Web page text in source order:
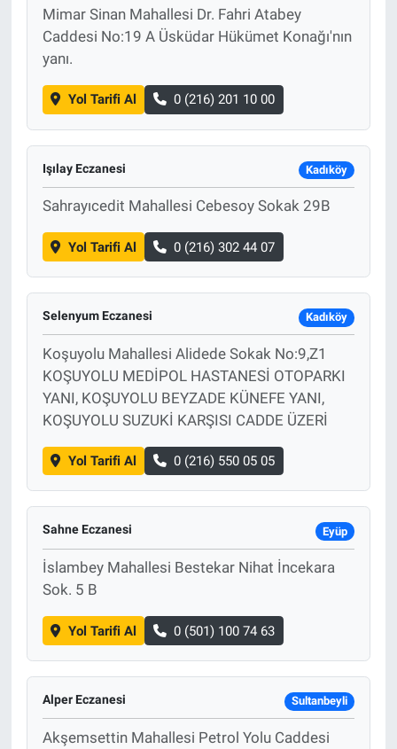
Mimar Sinan Mahallesi Dr. Fahri Atabey
Caddesi No:19 A Üsküdar Hükümet Konağı'nın
yanı.
Yol Tarifi Al 0 (216) 201 10 00
Işılay Eczanesi Kadıköy
Sahrayıcedit Mahallesi Cebesoy Sokak 29B
Yol Tarifi Al 0 (216) 302 44 07
Selenyum Eczanesi Kadıköy
Koşuyolu Mahallesi Alidede Sokak No:9,Z1
KOŞUYOLU MEDİPOL HASTANESİ OTOPARKI
YANI, KOŞUYOLU BEYZADE KÜNEFE YANI,
KOŞUYOLU SUZUKİ KARŞISI CADDE ÜZERİ
Yol Tarifi Al 0 (216) 550 05 05
Sahne Eczanesi Eyüp
İslambey Mahallesi Bestekar Nihat İncekara
Sok. 5 B
Yol Tarifi Al 0 (501) 100 74 63
Alper Eczanesi Sultanbeyli
Akşemsettin Mahallesi Petrol Yolu Caddesi